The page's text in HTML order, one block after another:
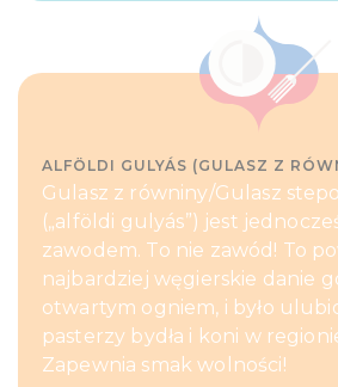
ALFÖLDI GULYÁS (GULASZ Z
Gulasz z równiny/Gulasz
(„alföldi gulyás”) jest
zawodem. To nie zawód! To
najbardziej węgierskie danie
otwartym ogniem, i było
pasterzy bydła i koni w
Zapewnia smak wolności!